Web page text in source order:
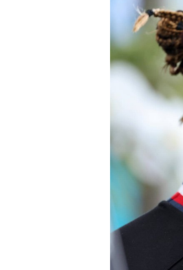
MÁS CATEGORÍAS